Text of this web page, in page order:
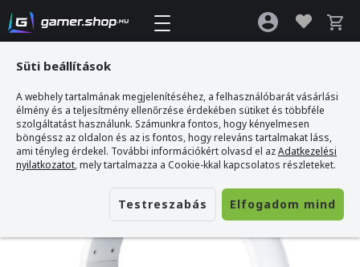
Gamer webshop >Konix Mythics PS5 Nemesis Gamer Headset
Süti beállítások
A webhely tartalmának megjelenítéséhez, a felhasználóbarát vásárlási
élmény és a teljesítmény ellenőrzése érdekében sütiket és többféle
szolgáltatást használunk. Számunkra fontos, hogy kényelmesen
böngéssz az oldalon és az is fontos, hogy releváns tartalmakat láss,
ami tényleg érdekel. További információkért olvasd el azAdatkezelési
nyilatkozatot, mely tartalmazza a Cookie-kkal kapcsolatos részleteket.
Testreszabás Elfogadom mind